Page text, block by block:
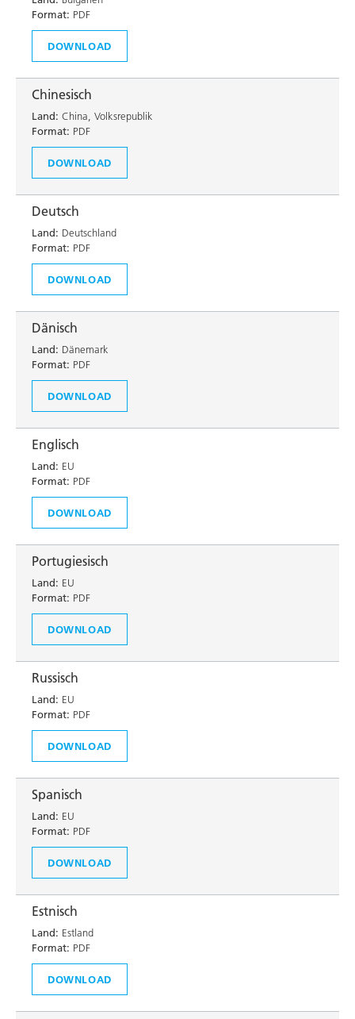
Format: PDF
DOWNLOAD
Chinesisch
Land: China, Volksrepublik
Format: PDF
DOWNLOAD
Deutsch
Land: Deutschland
Format: PDF
DOWNLOAD
Dänisch
Land: Dänemark
Format: PDF
DOWNLOAD
Englisch
Land: EU
Format: PDF
DOWNLOAD
Portugiesisch
Land: EU
Format: PDF
DOWNLOAD
Russisch
Land: EU
Format: PDF
DOWNLOAD
Spanisch
Land: EU
Format: PDF
DOWNLOAD
Estnisch
Land: Estland
Format: PDF
DOWNLOAD